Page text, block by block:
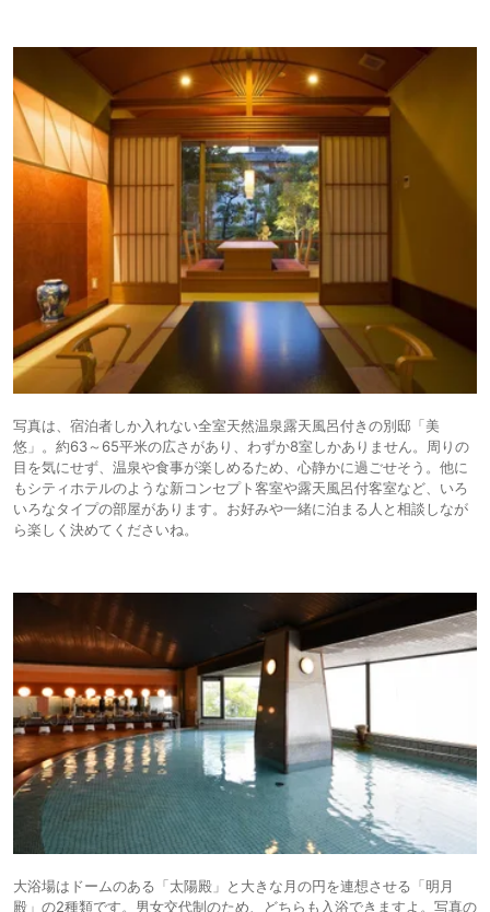
写真は、宿泊者しか入れない全室天然温泉露天風呂付きの別邸「美
悠」。約63～65平米の広さがあり、わずか8室しかありません。周りの
目を気にせず、温泉や食事が楽しめるため、心静かに過ごせそう。他に
もシティホテルのような新コンセプト客室や露天風呂付客室など、いろ
いろなタイプの部屋があります。お好みや一緒に泊まる人と相談しなが
ら楽しく決めてくださいね。
大浴場はドームのある「太陽殿」と大きな月の円を連想させる「明月
殿」の2種類です。男女交代制のため、どちらも入浴できますよ。写真の